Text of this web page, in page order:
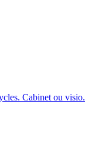
Cabinet ou visio.